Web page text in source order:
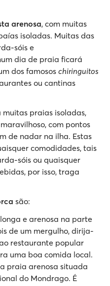
arenosa, com muitas
isoladas. Muitas das
sóis e
dia de praia ficará
dos famosos chiringuitos
ou cantinas
muitas praias isoladas,
com pontos
de nadar na ilha. Estas
comodidades, tais
sóis ou quaisquer
por isso, traga
são:
e arenosa na parte
de um mergulho, dirija-
restaurante popular
uma boa comida local.
praia arenosa situada
do Mondrago. É